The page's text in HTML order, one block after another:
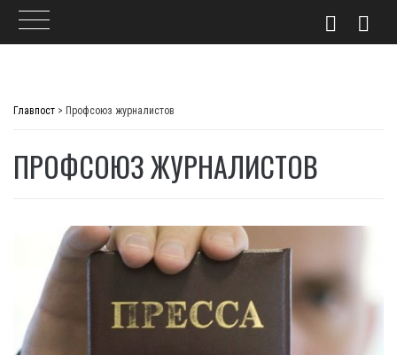
Главпост > Профсоюз журналистов
ПРОФСОЮЗ ЖУРНАЛИСТОВ